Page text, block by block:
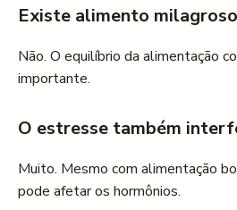
Existe alimento
Não. O equilíbrio da alimentação
importante.
O estresse também
Muito. Mesmo com alimentação
pode afetar os hormônios.